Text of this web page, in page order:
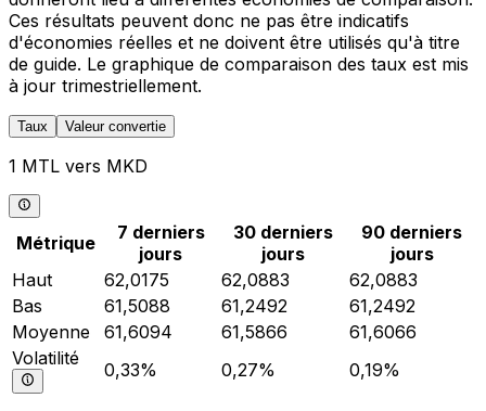
Ces résultats peuvent donc ne pas être indicatifs
d'économies réelles et ne doivent être utilisés qu'à titre
de guide. Le graphique de comparaison des taux est mis
à jour trimestriellement.
Taux Valeur convertie
1 MTL vers MKD
Métrique
7 derniers
jours
30 derniers
jours
90 derniers
jours
Haut
62,0175 62,0883
62,0883
Bas
61,5088 61,2492
61,2492
Moyenne
61,6094 61,5866
61,6066
Volatilité
0,33% 0,27% 0,19%